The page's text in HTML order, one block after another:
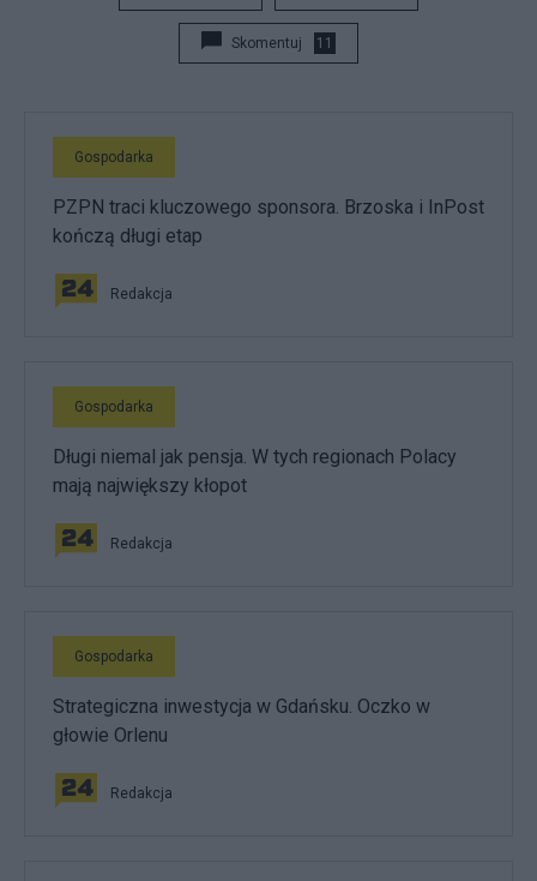
Skomentuj 11
Gospodarka
PZPN traci kluczowego sponsora. Brzoska i InPost
kończą długi etap
Redakcja
Gospodarka
Długi niemal jak pensja. W tych regionach Polacy
mają największy kłopot
Redakcja
Gospodarka
Strategiczna inwestycja w Gdańsku. Oczko w
głowie Orlenu
Redakcja